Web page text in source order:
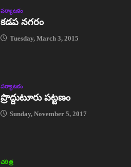
పర్యాటకం
కడప నగరం
Tuesday, March 3, 2015
పర్యాటకం
ప్రొద్దుటూరు పట్టణం
Sunday, November 5, 2017
చరిత్ర